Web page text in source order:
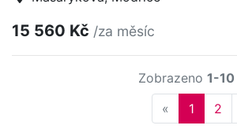
15 560 Kč /za měsíc
Zobrazeno 1-10
« Previous
1 2